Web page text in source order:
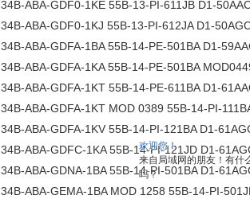
欢迎您！
来自局域网的朋友！有什
吗？
34B-ABA-GDF0-1KE 55B-13-PI-611JB D1-
34B-ABA-GDF0-1KJ 55B-13-PI-612JA D1-
34B-ABA-GDFA-1BA 55B-14-PE-501BA D1-
34B-ABA-GDFA-1KA 55B-14-PE-501BA
34B-ABA-GDFA-1KT 55B-14-PE-611BA D1-
34B-ABA-GDFA-1KT MOD 0389 55B-14-PI-
34B-ABA-GDFA-1KV 55B-14-PI-121BA D1-
34B-ABA-GDFC-1KA 55B-14-PI-121JD D1-
34B-ABA-GDNA-1BA 55B-14-PI-501BA D1-
34B-ABA-GEMA-1BA MOD 1258 55B-14-PI-